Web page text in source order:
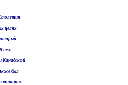
целях
него
Канадской
был
юниоров